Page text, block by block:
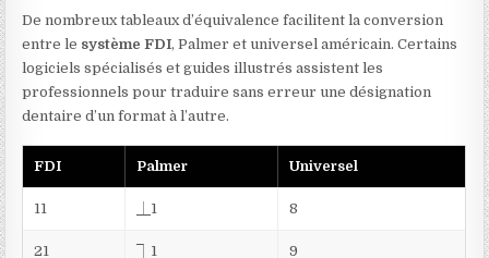
De nombreux tableaux d’équivalence facilitent la conversion
entre le système FDI, Palmer et universel américain. Certains
logiciels spécialisés et guides illustrés assistent les
professionnels pour traduire sans erreur une désignation
dentaire d’un format à l’autre.
FDI Palmer Universel
11 ⏊1 8
21 ⏋1 9